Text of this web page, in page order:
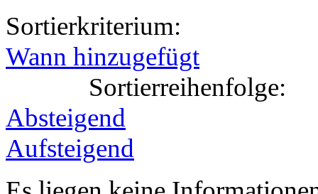
Sortierkriterium:
Wann hinzugefügt
Sortierreihenfolge:
Absteigend
Aufsteigend